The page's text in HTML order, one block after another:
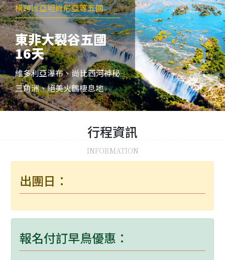
橫跨肯亞坦尚尼亞等五國
東非大裂谷五國
16天
維多利亞瀑布、尚比西河神秘
三角洲、絕美火鶴棲息地
行程資訊
INFORMATION
出團日：
報名付訂早鳥優惠：